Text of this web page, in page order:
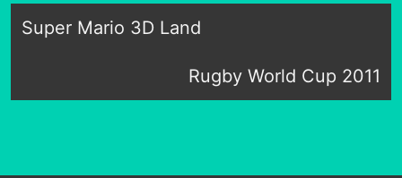
Super Mario 3D Land
Rugby World Cup 2011